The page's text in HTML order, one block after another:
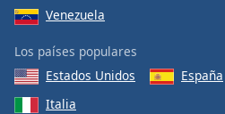
Venezuela
Los países populares
Estados Unidos
España
Italia